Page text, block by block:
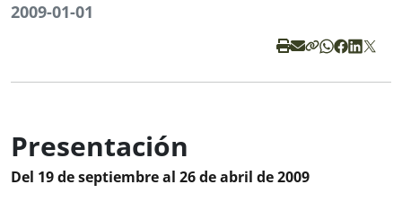
2009-01-01
Presentación
Del 19 de septiembre al 26 de abril de 2009